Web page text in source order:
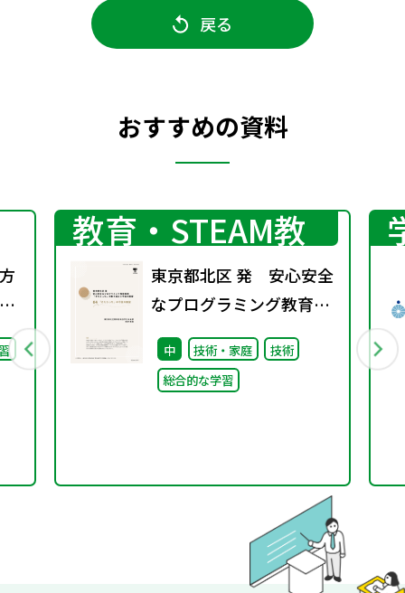
戻る
おすすめの資料
教育・STEAM教
育
東京都北区 発 安心安全
なプログラミング教育環
境「きたらっち」の取り
組みと今後の展望
04 「きたらっち」の今
中 技術・家庭
技術
総合的な学習